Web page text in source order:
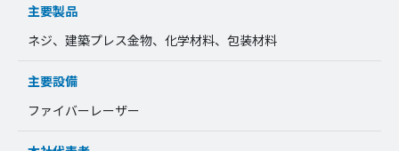
主要製品
ネジ、建築プレス金物、化学材料、包装材料
主要設備
ファイバーレーザー